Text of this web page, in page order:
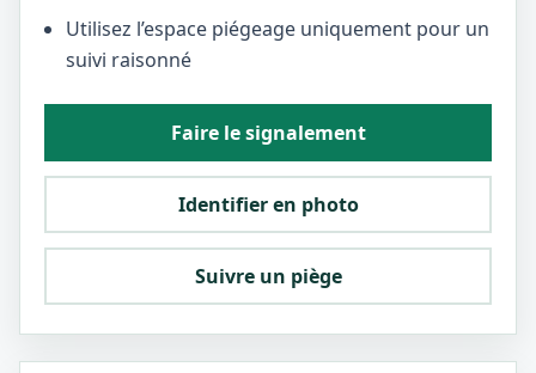
Utilisez l’espace piégeage uniquement pour un
suivi raisonné
Faire le signalement
Identifier en photo
Suivre un piège